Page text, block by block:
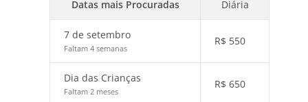
Datas mais Procuradas Diária
7 de setembro
Faltam 4 semanas
R$ 550
Dia das Crianças
Faltam 2 meses
R$ 650